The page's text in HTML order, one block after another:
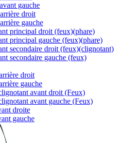
gauche
droit
gauche
principal droit (feux)(phare)
principal gauche (feux)(phare)
secondaire droit (feux)(clignotant)
secondaire gauche (feux)
droit
gauche
avant droit (Feux)
avant gauche (Feux)
droite
gauche